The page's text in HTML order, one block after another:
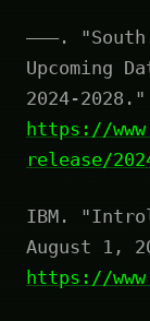
———.
Upcoming
2024-
https://
release/
IBM.
August 1,
https://